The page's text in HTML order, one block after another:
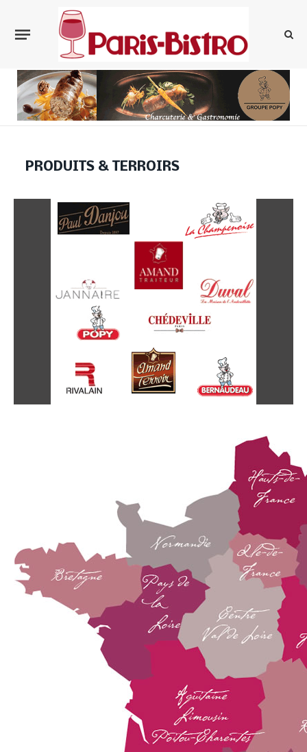
PRODUITS & TERROIRS